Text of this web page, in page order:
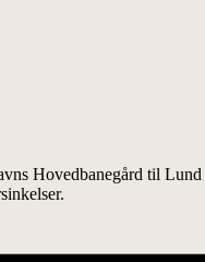
Hovedbanegård til